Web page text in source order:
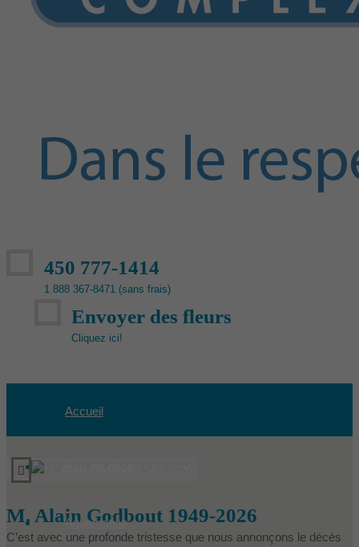
450 777-1414
1 888 367-8471 (sans frais)
Envoyer des fleurs
Cliquez ici!
Accueil
Aquamation
M. Alain Godbout 1949-2026
C’est avec une profonde tristesse que nous annonçons le décès